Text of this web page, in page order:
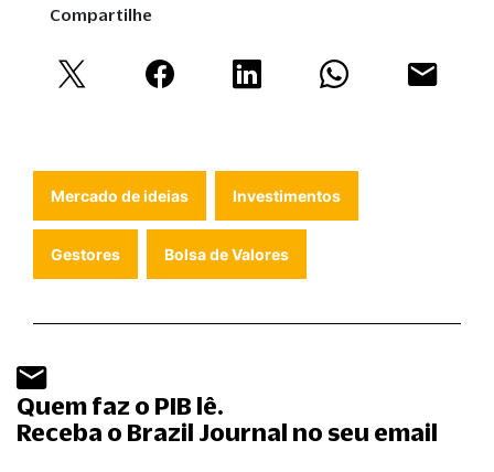
Compartilhe
Mercado de ideias Investimentos
Gestores Bolsa de Valores
Quem faz o PIB lê.
Receba o Brazil Journal no seu email